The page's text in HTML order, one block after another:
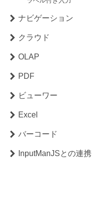
ナビゲーション
クラウド
OLAP
PDF
ビューワー
Excel
バーコード
InputManJSとの連携